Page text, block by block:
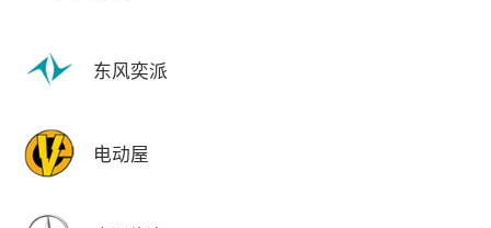
东风奕派
电动屋